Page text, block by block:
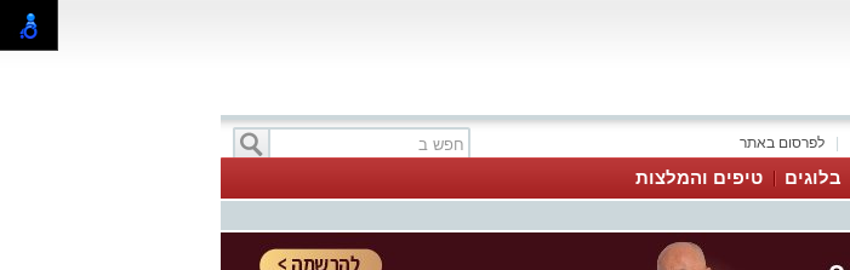
לפרסום באתר
בלוגים טיפים והמלצות